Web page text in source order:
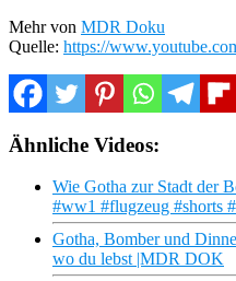
Mehr von MDR Doku
Quelle: https://
Ähnliche Videos:
Wie Gotha zur Stadt der
#ww1 #flugzeug #shorts
Gotha, Bomber und
wo du lebst |MDR DOK